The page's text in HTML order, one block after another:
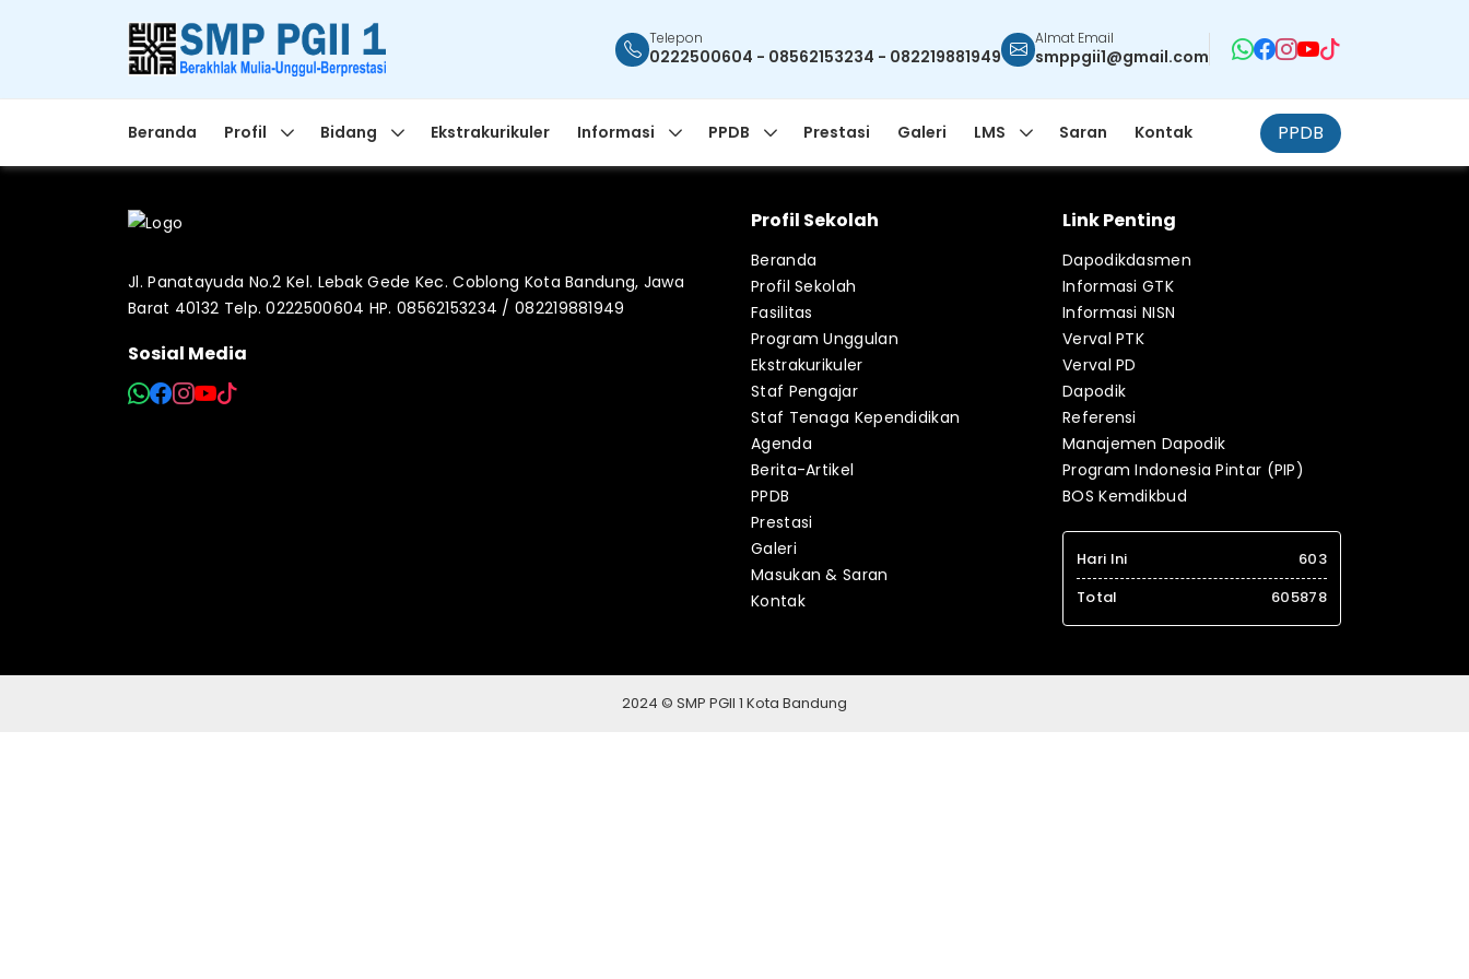
Telepon
0222500604 - 08562153234 - 082219881949
Almat Email
smppgii1@gmail.com
Beranda Profil Bidang Ekstrakurikuler Informasi PPDB Prestasi Galeri LMS Saran Kontak PPDB
Jl. Panatayuda No.2 Kel. Lebak Gede Kec. Coblong Kota Bandung, Jawa
Barat 40132 Telp. 0222500604 HP. 08562153234 / 082219881949
Sosial Media
Profil Sekolah
Beranda
Profil Sekolah
Fasilitas
Program Unggulan
Ekstrakurikuler
Staf Pengajar
Staf Tenaga Kependidikan
Agenda
Berita-Artikel
PPDB
Prestasi
Galeri
Masukan & Saran
Kontak
Link Penting
Dapodikdasmen
Informasi GTK
Informasi NISN
Verval PTK
Verval PD
Dapodik
Referensi
Manajemen Dapodik
Program Indonesia Pintar (PIP)
BOS Kemdikbud
Hari Ini
603
Total
605878
2024 © SMP PGII 1 Kota Bandung